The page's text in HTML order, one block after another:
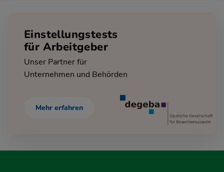
Einstellungstests
für Arbeitgeber
Unser Partner für
Unternehmen und Behörden
Mehr erfahren